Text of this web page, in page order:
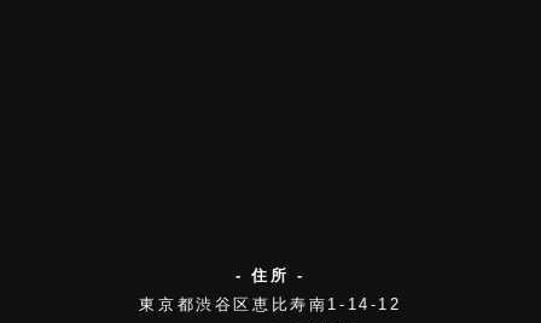
- 住所 -
東京都渋谷区恵比寿南1-14-12